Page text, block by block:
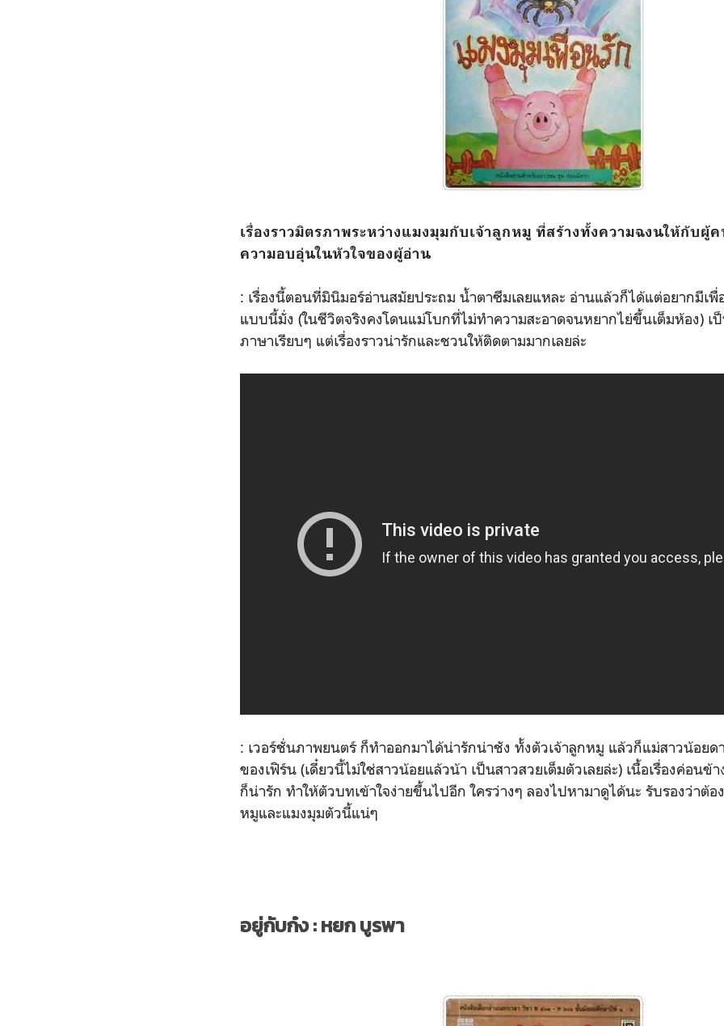
เรื่องราวมิตรภาพระหว่างแมงมุมกับเจ้าลูกหมู ที่สร้างทั้งความฉงนให้กับผู้
ความอบอุ่นในหัวใจของผู้อ่าน
: เรื่องนี้ตอนที่มินิมอร์อ่านสมัยประถม น้ำตาซึมเลยแหละ อ่านแล้วก็ได้แต่อยากมีเ
แบบนี้มั่ง (ในชีวิตจริงคงโดนแม่โบกที่ไม่ทำความสะอาดจนหยากไย่ขึ้นเต็มห้อง) เ
ภาษาเรียบๆ แต่เรื่องราวน่ารักและชวนให้ติดตามมากเลยล่ะ
: เวอร์ชั่นภาพยนตร์ ก็ทำออกมาได้น่ารักน่าชัง ทั้งตัวเจ้าลูกหมู แล้วก็แม่สาวน้อยด
ของเฟิร์น (เดี๋ยวนี้ไม่ใช่สาวน้อยแล้วน้า เป็นสาวสวยเต็มตัวเลยล่ะ) เนื้อเรื่องค่อน
ก็น่ารัก ทำให้ตัวบทเข้าใจง่ายขึ้นไปอีก ใครว่างๆ ลองไปหามาดูได้นะ รับรองว่าต้อ
หมูและแมงมุมตัวนี้แน่ๆ
อยู่กับก๋ง : หยก บูรพา